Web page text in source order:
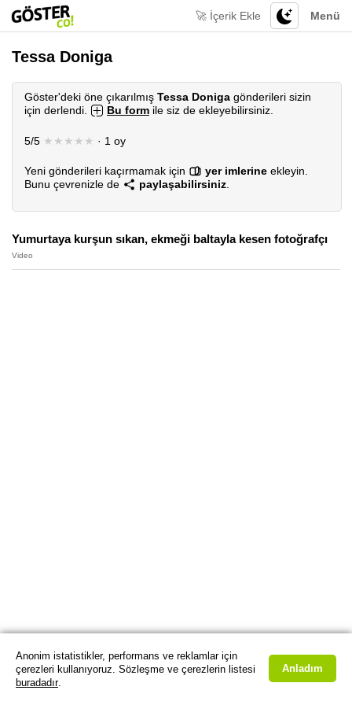
Menü
🚀 İçerik Ekle
Tessa Doniga
Göster'deki öne çıkarılmış Tessa Doniga gönderileri sizin
için derlendi.
Bu form ile siz de ekleyebilirsiniz.
5/5 ★★★★★ · 1 oy
Yeni gönderileri kaçırmamak için yer imlerine ekleyin.
Bunu çevrenizle de
paylaşabilirsiniz
Yumurtaya kurşun sıkan, ekmeği baltayla kesen fotoğrafçı
Video
Anonim istatistikler, performans ve reklamlar için
çerezleri kullanıyoruz. Sözleşme ve çerezlerin listesi
buradadır.
Anladım